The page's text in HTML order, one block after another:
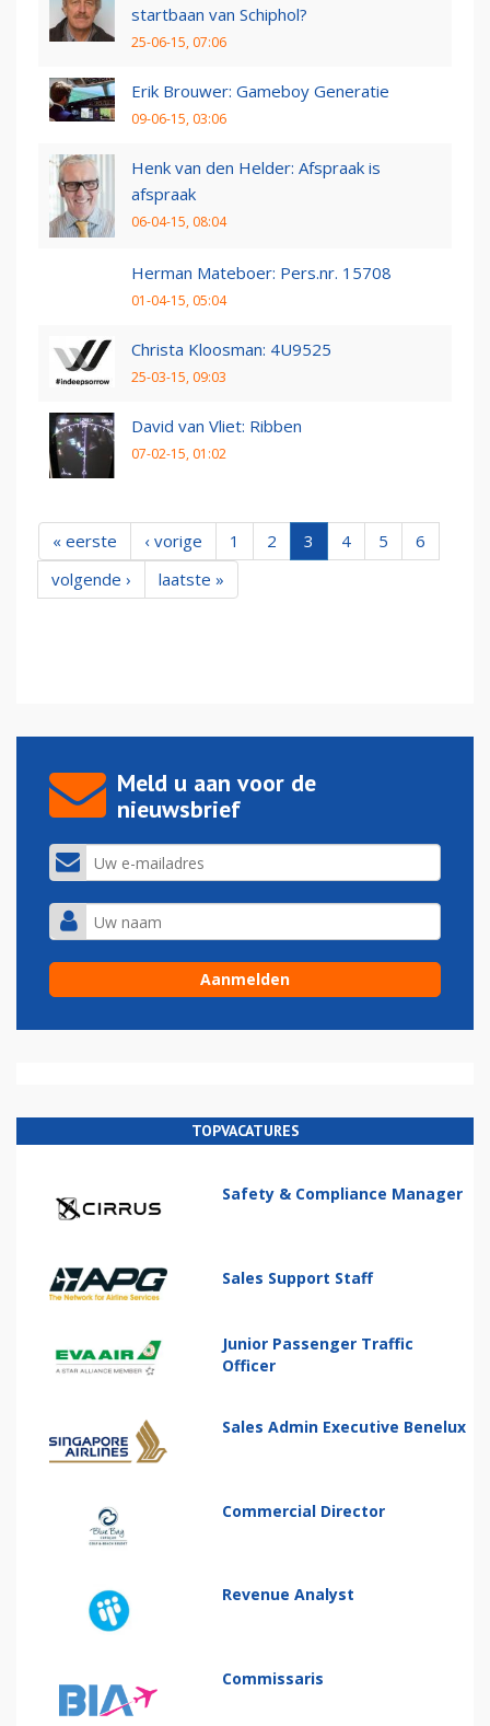
startbaan van Schiphol?
25-06-15, 07:06
Erik Brouwer: Gameboy Generatie
09-06-15, 03:06
Henk van den Helder: Afspraak is
afspraak
06-04-15, 08:04
Herman Mateboer: Pers.nr. 15708
01-04-15, 05:04
Christa Kloosman: 4U9525
25-03-15, 09:03
David van Vliet: Ribben
07-02-15, 01:02
« eerste ‹ vorige 1 2 3 4 5
6
volgende ›
laatste »
Meld u aan voor de
nieuwsbrief
TOPVACATURES
Safety & Compliance Manager
Sales Support Staff
Junior Passenger Traffic
Officer
Sales Admin Executive Benelux
Commercial Director
Revenue Analyst
Commissaris